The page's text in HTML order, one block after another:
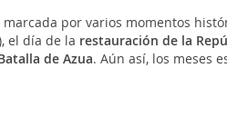
por varios momentos
el día de la restauración de la
de Azua. Aún así, los meses